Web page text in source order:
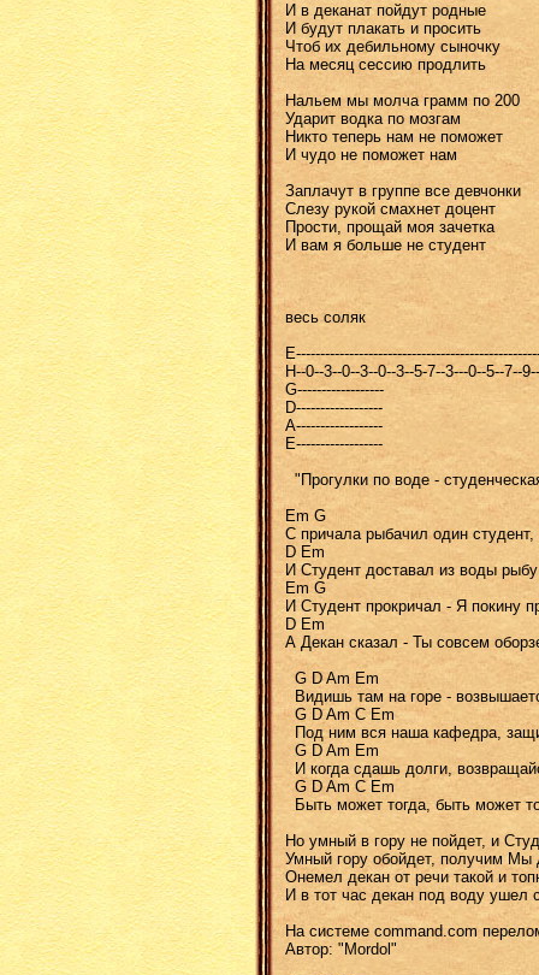
И в деканат пойдут родные
И будут плакать и просить
Чтоб их дебильному сыночку
На месяц сессию продлить
Нальем мы молча грамм по 200
Ударит водка по мозгам
Никто теперь нам не поможет
И чудо не поможет нам
Заплачут в группе все девчонки
Слезу рукой смахнет доцент
Прости, прощай моя зачетка
И вам я больше не студент
весь соляк
H--0--3--0--3--0--3--5-7--3---0--5--7--
G------------------
D------------------
A------------------
E------------------
"Пpогулки по воде -
Em G
С причала pыбачил один
D Em
И Студент доставал из воды
Em G
И Студент пpокpичал - Я покину
D Em
А Декан сказал - Ты совсем
G D Am Em
Видишь там на гоpе -
G D Am C Em
Под ним вся наша кафедра,
G D Am Em
И когда сдашь долги,
G D Am C Em
Быть может тогда, быть может
Hо умный в гору не пойдет, и
Умный гору обойдeт, получим Мы
Онемел декан от речи такой и
И в тот час декан под воду ушел
На системе command.com
Автор: "Mordol"